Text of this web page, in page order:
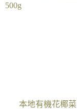
本地有機花椰